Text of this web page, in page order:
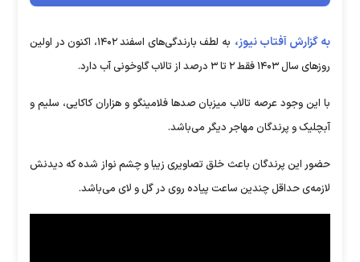
به گزارش آفتاب نیوز،
به لطف بارندگی‌های اسفند ۱۴۰۲، اکنون در اولین
روز‌های سال ۱۴۰۳ فقط ۲ تا ۳ درصد از تالاب گاوخونی آب دارد.
با این وجود عرصه تالاب میزبان صد‌ها فلامینگو و هزاران کاکایی، سلیم و
آبچلیک و پرندگان مهاجر دیگر می‌باشد.
حضور این پرندگان باعث خلق تصاویری زیبا و چشم نواز شده که دیدنش
لازمه‌ی حداقل چندین ساعت پیاده روی در گل و لای می‌باشد.